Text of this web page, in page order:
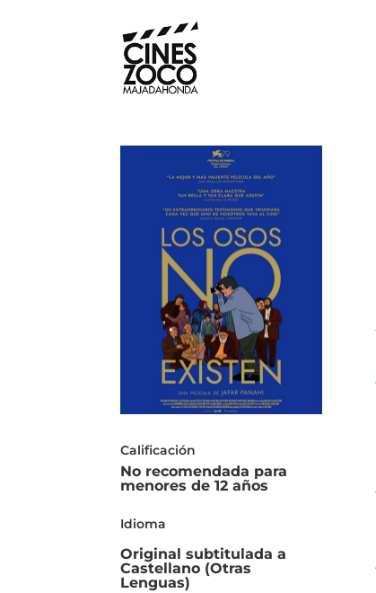
Calificación
No recomendada para
menores de 12 años
Idioma
Original subtitulada a
Castellano (Otras
Lenguas)